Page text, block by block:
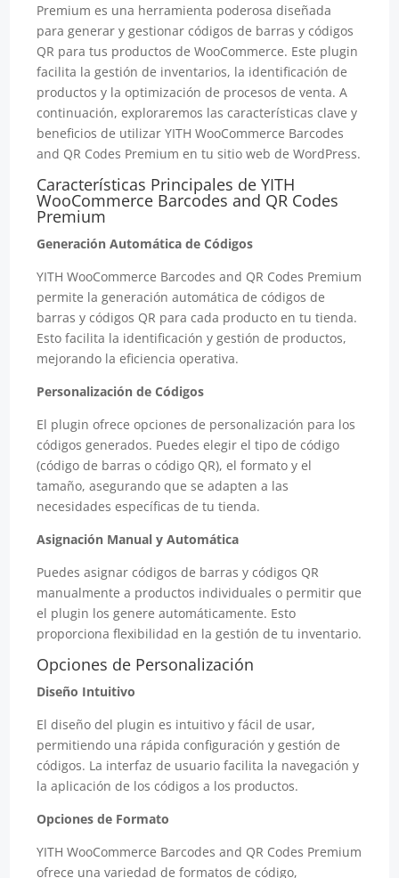
Premium es una herramienta poderosa diseñada
para generar y gestionar códigos de barras y códigos
QR para tus productos de WooCommerce. Este plugin
facilita la gestión de inventarios, la identificación de
productos y la optimización de procesos de venta. A
continuación, exploraremos las características clave y
beneficios de utilizar YITH WooCommerce Barcodes
and QR Codes Premium en tu sitio web de WordPress.
Características Principales de YITH
WooCommerce Barcodes and QR Codes
Premium
Generación Automática de Códigos
YITH WooCommerce Barcodes and QR Codes Premium
permite la generación automática de códigos de
barras y códigos QR para cada producto en tu tienda.
Esto facilita la identificación y gestión de productos,
mejorando la eficiencia operativa.
Personalización de Códigos
El plugin ofrece opciones de personalización para los
códigos generados. Puedes elegir el tipo de código
(código de barras o código QR), el formato y el
tamaño, asegurando que se adapten a las
necesidades específicas de tu tienda.
Asignación Manual y Automática
Puedes asignar códigos de barras y códigos QR
manualmente a productos individuales o permitir que
el plugin los genere automáticamente. Esto
proporciona flexibilidad en la gestión de tu inventario.
Opciones de Personalización
Diseño Intuitivo
El diseño del plugin es intuitivo y fácil de usar,
permitiendo una rápida configuración y gestión de
códigos. La interfaz de usuario facilita la navegación y
la aplicación de los códigos a los productos.
Opciones de Formato
YITH WooCommerce Barcodes and QR Codes Premium
ofrece una variedad de formatos de código,